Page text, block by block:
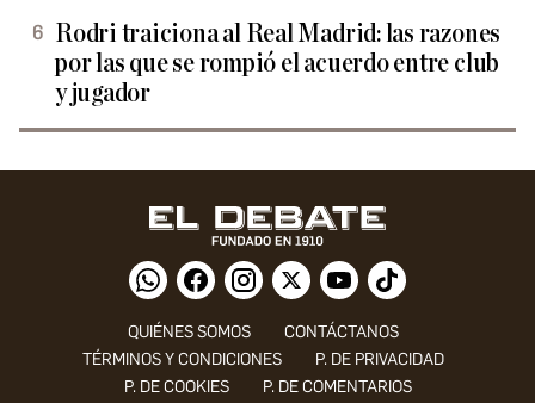
Rodri traiciona al Real Madrid: las razones
por las que se rompió el acuerdo entre club
y jugador
QUIÉNES SOMOS
CONTÁCTANOS
TÉRMINOS Y CONDICIONES
P. DE PRIVACIDAD
P. DE COOKIES
P. DE COMENTARIOS